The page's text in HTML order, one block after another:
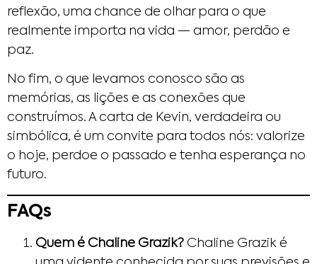
reflexão, uma chance de olhar para o que
realmente importa na vida — amor, perdão e
paz.
No fim, o que levamos conosco são as
memórias, as lições e as conexões que
construímos. A carta de Kevin, verdadeira ou
simbólica, é um convite para todos nós: valorize
o hoje, perdoe o passado e tenha esperança no
futuro.
FAQs
Quem é Chaline Grazik? Chaline Grazik é